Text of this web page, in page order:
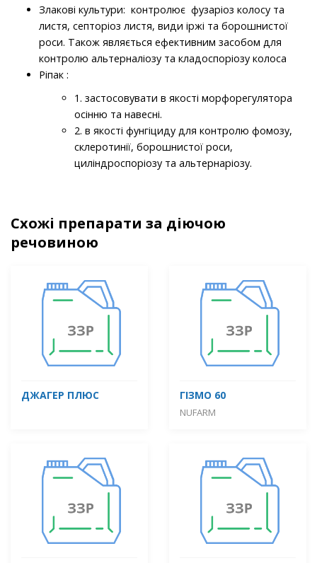
Злакові культури: контролює фузаріоз колосу та
листя, септоріоз листя, види іржі та борошнистої
роси. Також являється ефективним засобом для
контролю альтерналіозу та кладоспоріозу колоса
Ріпак :
1. застосовувати в якості морфорегулятора
осінню та навесні.
2. в якості фунгіциду для контролю фомозу,
склеротинії, борошнистої роси,
циліндроспоріозу та альтернаріозу.
Схожі препарати за діючою
речовиною
ДЖАГЕР ПЛЮС ГІЗМО 60
NUFARM